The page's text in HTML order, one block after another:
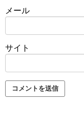
メール
サイト